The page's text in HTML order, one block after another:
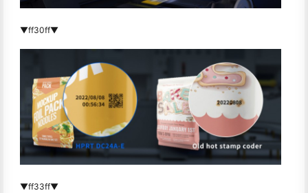
▼ff30ff▼
▼ff33ff▼